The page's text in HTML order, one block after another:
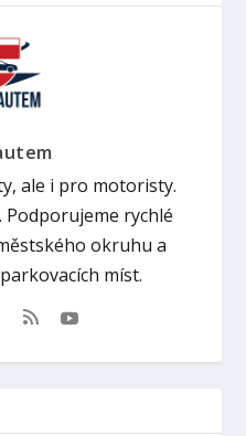
ale i pro motoristy.
rychlé
okruhu a
míst.